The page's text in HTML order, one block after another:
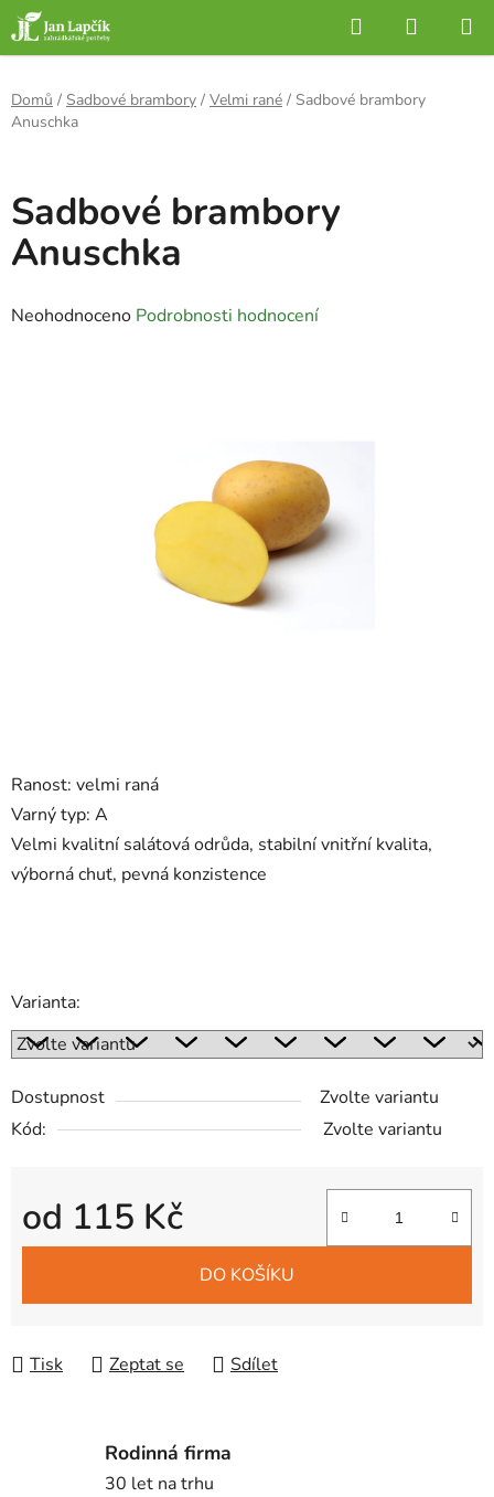
Přejít
na
obsah
Hledat
KOŠÍK
Domů / Sadbové brambory / Velmi rané / Sadbové brambory
Anuschka
Ranost: velmi raná
Varný typ: A
Velmi kvalitní salátová odrůda, stabilní vnitřní kvalita,
výborná chuť, pevná konzistence
Varianta:
Dostupnost
Zvolte variantu
Kód:
Zvolte variantu
od 115 Kč
Měrná cena:
DO KOŠÍKU
Tisk Zeptat se Sdílet
Sadbové brambory
Anuschka
Průměrné
Neohodnoceno Podrobnosti hodnocení
Rodinná firma
30 let na trhu